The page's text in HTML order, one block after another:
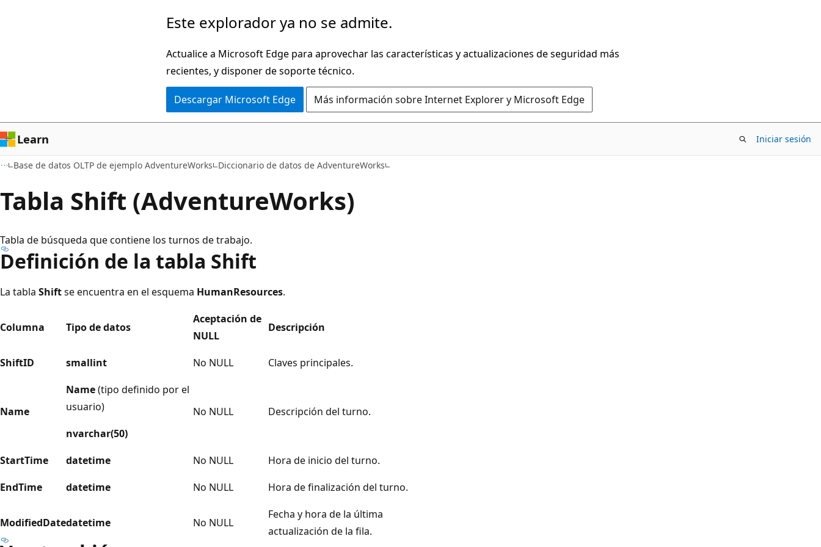
Este explorador ya no se admite.
Actualice a Microsoft Edge para aprovechar las características y actualizaciones de seguridad más
recientes, y disponer de soporte técnico.
Descargar Microsoft Edge Más información sobre Internet Explorer y Microsoft Edge
Learn Iniciar sesión
Base de datos OLTP de ejemplo AdventureWorks Diccionario de datos de AdventureWorks
Tabla Shift (AdventureWorks)
Tabla de búsqueda que contiene los turnos de trabajo.
Definición de la tabla Shift
La tabla Shiftse encuentra en el esquema HumanResources.
Columna Tipo de datos
Aceptación de
NULL
Descripción
ShiftID smallint No NULL Claves principales.
Name
Name(tipo definido por el
usuario)
nvarchar(50)
No NULL Descripción del turno.
StartTime datetime No NULL
Hora de inicio del turno.
EndTime
datetime No NULL Hora de finalización del turno.
ModifiedDatedatetime No NULL
Fecha y hora de la última
actualización de la fila.